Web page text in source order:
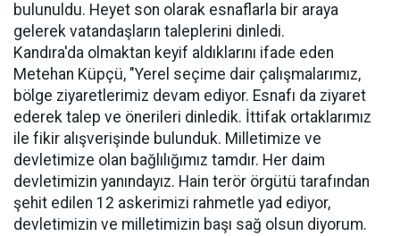
bulunuldu. Heyet son olarak esnaflarla bir araya
gelerek vatandaşların taleplerini dinledi.
Kandıra'da olmaktan keyif aldıklarını ifade eden
Metehan Küpçü, "Yerel seçime dair çalışmalarımız,
bölge ziyaretlerimiz devam ediyor. Esnafı da ziyaret
ederek talep ve önerileri dinledik. İttifak ortaklarımız
ile fikir alışverişinde bulunduk. Milletimize ve
devletimize olan bağlılığımız tamdır. Her daim
devletimizin yanındayız. Hain terör örgütü tarafından
şehit edilen 12 askerimizi rahmetle yad ediyor,
devletimizin ve milletimizin başı sağ olsun diyorum.